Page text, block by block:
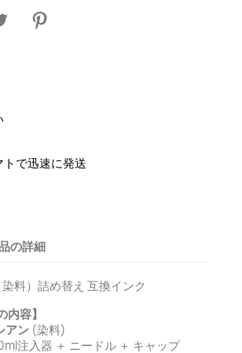
で迅速に発送
の詳細
染料）詰め替え 互換インク
内容】
アン (染料)
注入器 ＋ ニードル ＋ キャップ